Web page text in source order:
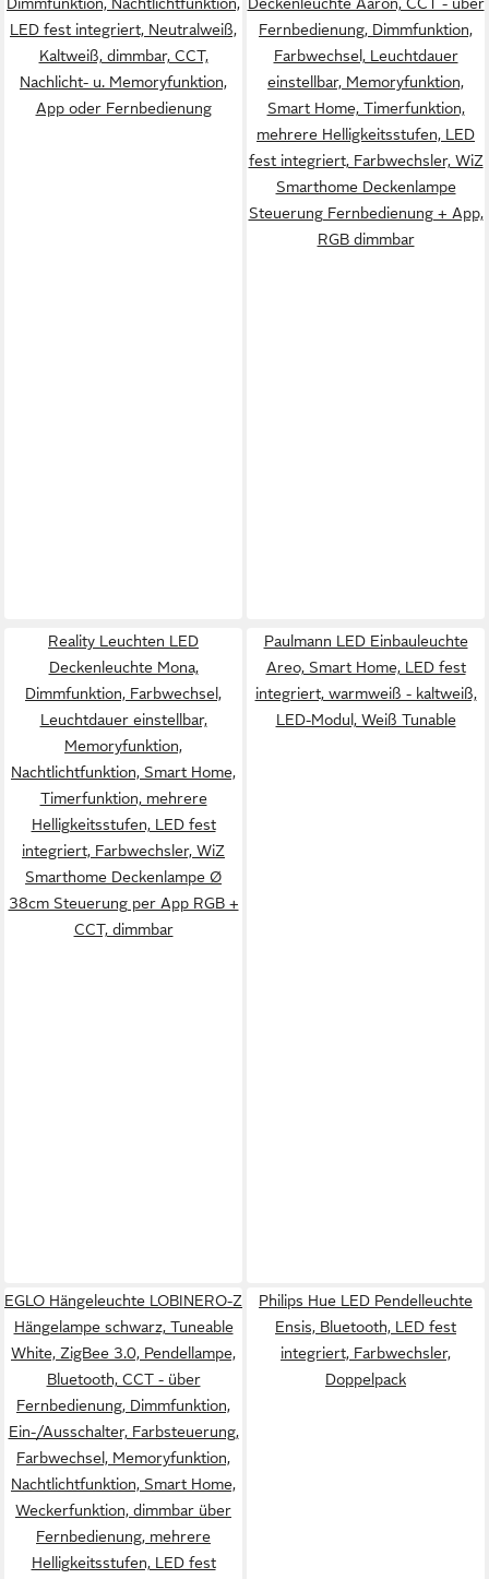
LED fest integriert, Neutralweiß,
Kaltweiß, dimmbar, CCT,
Nachlicht- u. Memoryfunktion,
App oder Fernbedienung
Fernbedienung, Dimmfunktion,
Farbwechsel, Leuchtdauer
einstellbar, Memoryfunktion,
Smart Home, Timerfunktion,
mehrere Helligkeitsstufen, LED
fest integriert, Farbwechsler, WiZ
Smarthome Deckenlampe
Steuerung Fernbedienung + App,
RGB dimmbar
Reality Leuchten LED
Deckenleuchte Mona,
Dimmfunktion, Farbwechsel,
Leuchtdauer einstellbar,
Memoryfunktion,
Nachtlichtfunktion, Smart Home,
Timerfunktion, mehrere
Helligkeitsstufen, LED fest
integriert, Farbwechsler, WiZ
Smarthome Deckenlampe Ø
38cm Steuerung per App RGB +
CCT, dimmbar
Paulmann LED Einbauleuchte
Areo, Smart Home, LED fest
integriert, warmweiß - kaltweiß,
LED-Modul, Weiß Tunable
EGLO Hängeleuchte LOBINERO-Z
Hängelampe schwarz, Tuneable
White, ZigBee 3.0, Pendellampe,
Bluetooth, CCT - über
Fernbedienung, Dimmfunktion,
Ein-/Ausschalter, Farbsteuerung,
Farbwechsel, Memoryfunktion,
Nachtlichtfunktion, Smart Home,
Weckerfunktion, dimmbar über
Fernbedienung, mehrere
Helligkeitsstufen, LED fest
Philips Hue LED Pendelleuchte
Ensis, Bluetooth, LED fest
integriert, Farbwechsler,
Doppelpack